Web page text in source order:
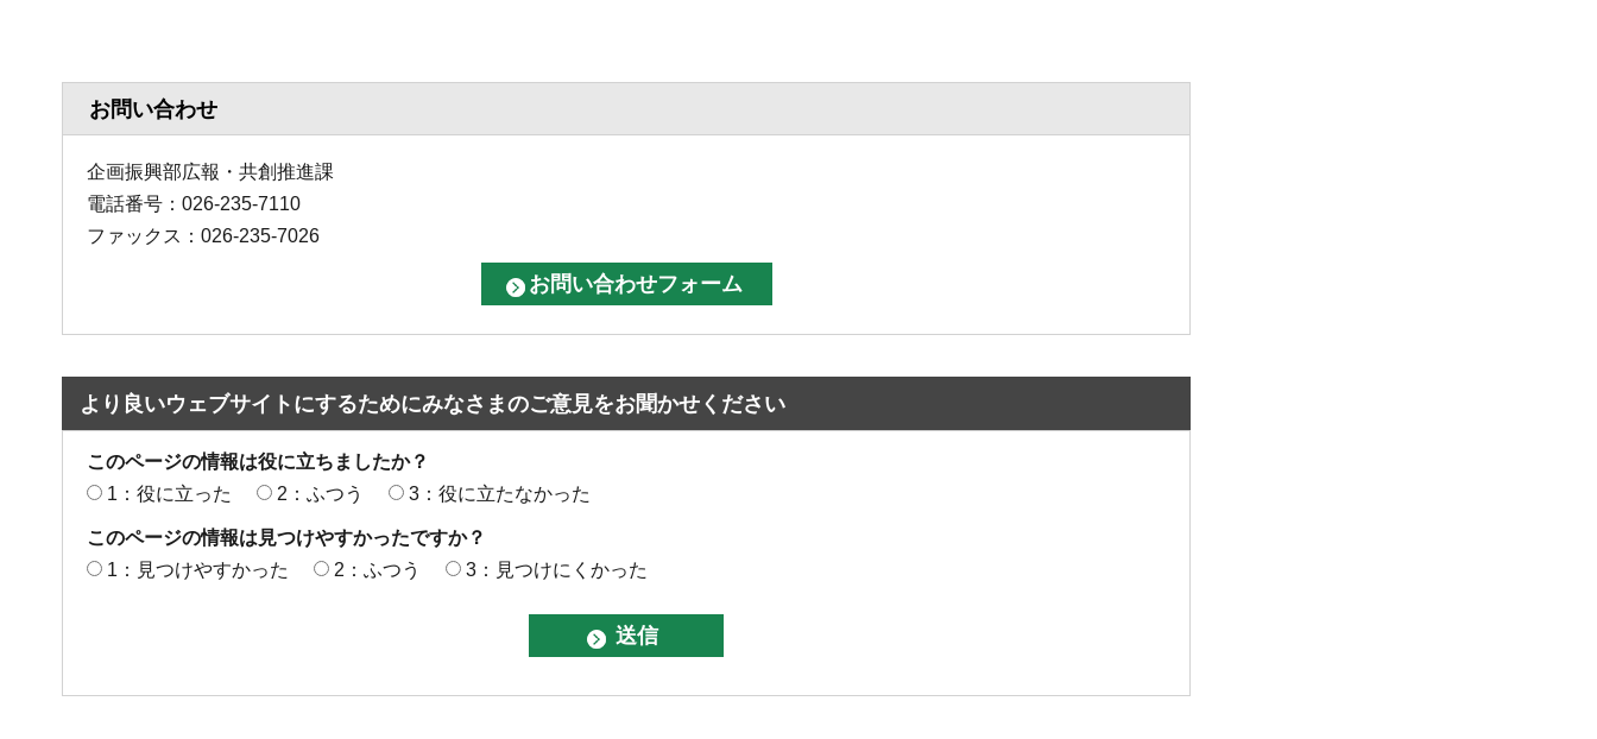
お問い合わせ
企画振興部広報・共創推進課
電話番号：026-235-7110
ファックス：026-235-7026
より良いウェブサイトにするためにみなさまのご意見をお聞かせください
このページの情報は役に立ちましたか？
1：役に立った
2：ふつう 3：役に立たなかった
このページの情報は見つけやすかったですか？
1：見つけやすかった
2：ふつう 3：見つけにくかった